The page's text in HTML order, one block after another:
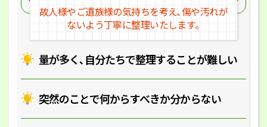
量が多く､自分たちで整理することが難しい
突然のことで何からすべきか分からない
故人様やご遺族様の気持ちを考え､傷や汚れが
ないよう丁寧に整理いたします｡